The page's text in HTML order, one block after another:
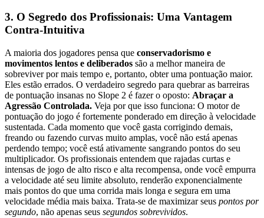
3. O Segredo dos Profissionais: Uma Vantagem
Contra-Intuitiva
A maioria dos jogadores pensa que conservadorismo e
movimentos lentos e deliberados são a melhor maneira de
sobreviver por mais tempo e, portanto, obter uma pontuação maior.
Eles estão errados. O verdadeiro segredo para quebrar as barreiras
de pontuação insanas no Slope 2 é fazer o oposto: Abraçar a
Agressão Controlada. Veja por que isso funciona: O motor de
pontuação do jogo é fortemente ponderado em direção à velocidade
sustentada. Cada momento que você gasta corrigindo demais,
freando ou fazendo curvas muito amplas, você não está apenas
perdendo tempo; você está ativamente sangrando pontos do seu
multiplicador. Os profissionais entendem que rajadas curtas e
intensas de jogo de alto risco e alta recompensa, onde você empurra
a velocidade até seu limite absoluto, renderão exponencialmente
mais pontos do que uma corrida mais longa e segura em uma
velocidade média mais baixa. Trata-se de maximizar seus pontos por
segundo, não apenas seus segundos sobrevividos.